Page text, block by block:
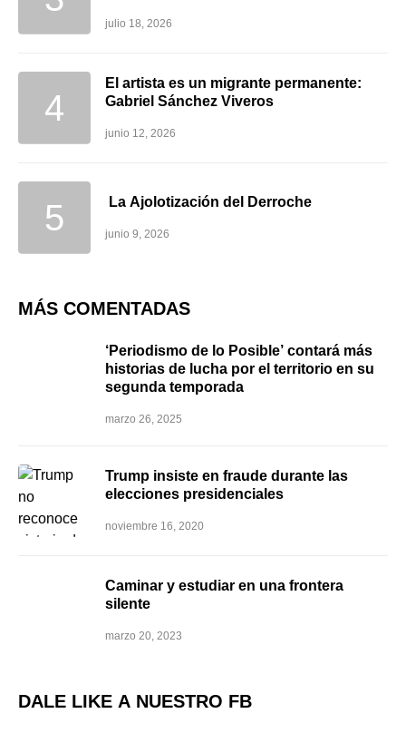
julio 18, 2026
El artista es un migrante permanente:
Gabriel Sánchez Viveros
junio 12, 2026
La Ajolotización del Derroche
junio 9, 2026
MÁS COMENTADAS
‘Periodismo de lo Posible’ contará más
historias de lucha por el territorio en su
segunda temporada
marzo 26, 2025
Trump insiste en fraude durante las
elecciones presidenciales
noviembre 16, 2020
Caminar y estudiar en una frontera
silente
marzo 20, 2023
DALE LIKE A NUESTRO FB